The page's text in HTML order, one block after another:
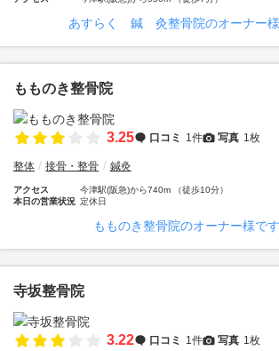
あすらく 鍼 灸整骨院のオーナー様
もものき整骨院
3.25 口コミ 1件 写真 1枚
整体 接骨・整骨 鍼灸
アクセス
今津駅(阪急)から740m （徒歩10分）
本日の営業状況 定休日
もものき整骨院のオーナー様で
寺坂整骨院
3.22 口コミ 1件 写真 1枚